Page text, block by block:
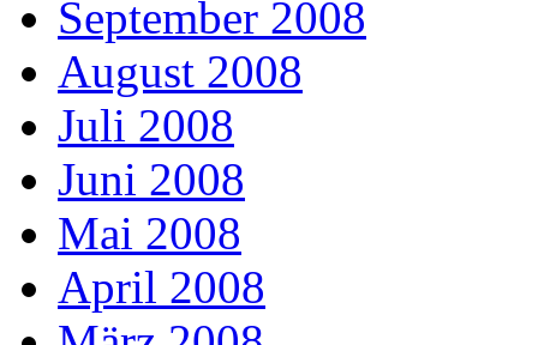
September 2008
August 2008
Juli 2008
Juni 2008
Mai 2008
April 2008